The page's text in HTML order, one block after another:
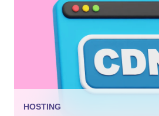
HOSTING